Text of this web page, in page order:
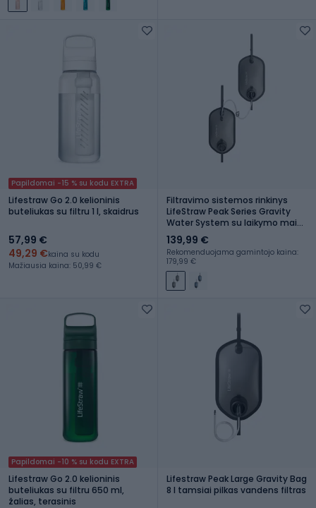
Papildomai -15 % su kodu EXTRA
Lifestraw Go 2.0 kelioninis
buteliukas su filtru 1 l, skaidrus
57,99 €
49,29 €kaina su kodu
Mažiausia kaina: 50,99 €
Filtravimo sistemos rinkinys
LifeStraw Peak Series Gravity
Water System su laikymo maišu
8L + 8L tamsiai pilka
139,99 €
Rekomenduojama gamintojo kaina:
179,99 €
Papildomai -10 % su kodu EXTRA
Lifestraw Go 2.0 kelioninis
buteliukas su filtru 650 ml,
žalias, terasinis
Lifestraw Peak Large Gravity Bag
8 l tamsiai pilkas vandens filtras